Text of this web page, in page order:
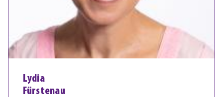
Lydia
Fürstenau